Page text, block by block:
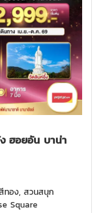
ฮอยอัน บาน่า
ทอง, สวนสนุก
Square